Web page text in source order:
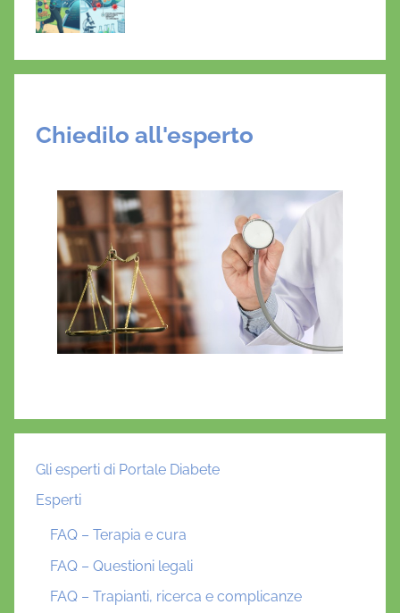
Chiedilo all'esperto
Gli esperti di Portale Diabete
Esperti
FAQ – Terapia e cura
FAQ – Questioni legali
FAQ – Trapianti, ricerca e complicanze